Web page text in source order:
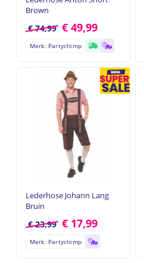
Brown
€74,99 € 49,99
Merk: Partychimp
Lederhose Johann Lang
Bruin
€23,99 € 17,99
Merk: Partychimp